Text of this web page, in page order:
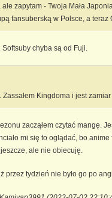
ale zapytam - Twoja Mała
fansuberską w Polsce, a
chyba są od Fuji.
Zassałem Kingdoma i jest
zacząłem czytać mangę.
mi się to oglądać, bo
ale nie obiecuję.
przez tydzień nie było go po